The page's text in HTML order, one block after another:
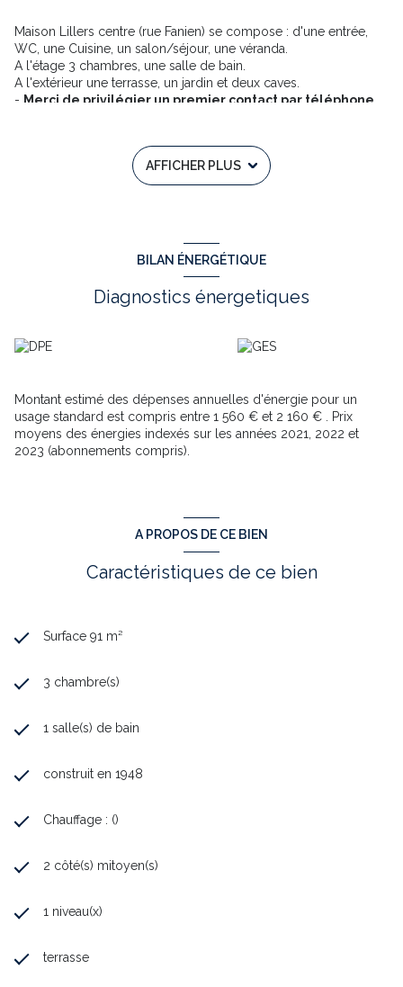
Maison Lillers centre (rue Fanien) se compose : d'une entrée,
WC, une Cuisine, un salon/séjour, une véranda.
A l'étage 3 chambres, une salle de bain.
A l'extérieur une terrasse, un jardin et deux caves.
- Merci de privilégier un premier contact par téléphone
: 400 €,Dépôt de garantie
Total des frais d'entrée à prévoir pour le locataire : 2020€
Pauline TERNOY mandataire indépendante EI TOWER
768 - ARRAS – Les informations sur les risques auxquels ce
www.georisques.gouv.fr
Annonce proposée par un agent commercial
AFFICHER PLUS
BILAN ÉNERGÉTIQUE
Diagnostics énergetiques
Montant estimé des dépenses annuelles d'énergie pour un
usage standard est compris entre 1 560 € et 2 160 € . Prix
moyens des énergies indexés sur les années 2021, 2022 et
2023 (abonnements compris).
A PROPOS DE CE BIEN
Caractéristiques de ce bien
Surface 91 m²
3 chambre(s)
1 salle(s) de bain
construit en 1948
Chauffage : ()
2 côté(s) mitoyen(s)
1 niveau(x)
terrasse